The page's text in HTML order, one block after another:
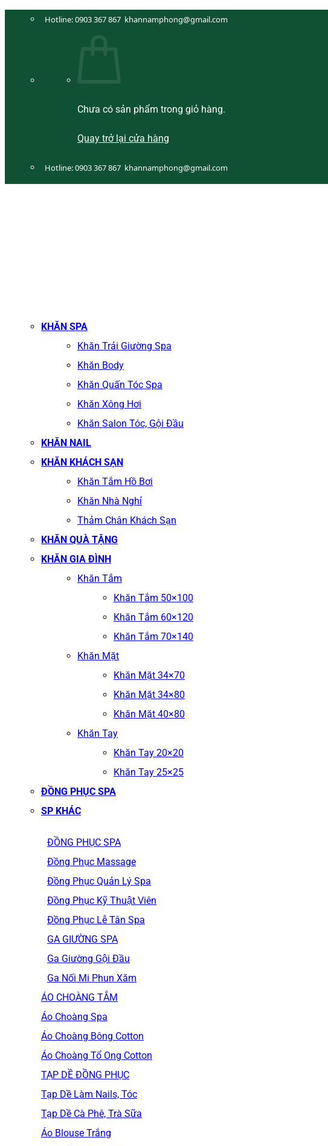
Hotline:0903 367 867 khannamphong@gmail.com
Chưa có sản phẩm trong giỏ hàng.
Quay trở lại cửa hàng
Hotline:0903 367 867 khannamphong@gmail.com
KHĂN SPA
Khăn Trải Giường Spa
Khăn Body
Khăn Quấn Tóc Spa
Khăn Xông Hơi
Khăn Salon Tóc, Gội Đầu
KHĂN NAIL
KHĂN KHÁCH SẠN
Khăn Tắm Hồ Bơi
Khăn Nhà Nghỉ
Thảm Chân Khách Sạn
KHĂN QUÀ TẶNG
KHĂN GIA ĐÌNH
Khăn Tắm
Khăn Tắm 50×100
Khăn Tắm 60×120
Khăn Tắm 70×140
Khăn Mặt
Khăn Mặt 34×70
Khăn Mặt 34×80
Khăn Mặt 40×80
Khăn Tay
Khăn Tay 20×20
Khăn Tay 25×25
ĐỒNG PHỤC SPA
SP KHÁC
ĐỒNG PHỤC SPA
Đồng Phục Massage
Đồng Phục Quản Lý Spa
Đồng Phục Kỹ Thuật Viên
Đồng Phục Lễ Tân Spa
GA GIƯỜNG SPA
Ga Giường Gội Đầu
Ga Nối Mi Phun Xăm
ÁO CHOÀNG TẮM
Áo Choàng Spa
Áo Choàng Bông Cotton
Áo Choàng Tổ Ong Cotton
TẠP DỀ ĐỒNG PHỤC
Tạp Dề Làm Nails, Tóc
Tạp Dề Cà Phê, Trà Sữa
Áo Blouse Trắng